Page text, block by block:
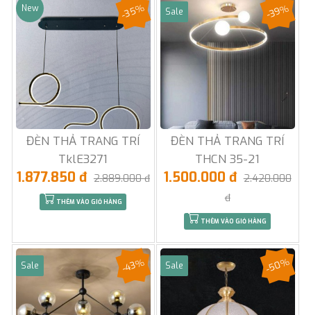
New
ĐÈN THẢ TRANG TRÍ
TklE3271
-35%
1.877.850 đ 2.889.000 đ
THÊM VÀO GIỎ HÀNG
Sale
ĐÈN THẢ TRANG TRÍ
THCN 35-21
-39%
1.500.000 đ 2.420.000
đ
THÊM VÀO GIỎ HÀNG
Sale -43% Sale -50%